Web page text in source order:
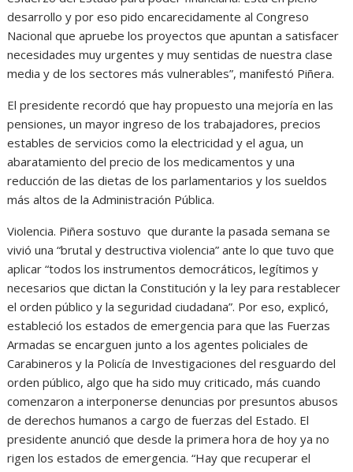
desarrollo y por eso pido encarecidamente al Congreso
Nacional que apruebe los proyectos que apuntan a satisfacer
necesidades muy urgentes y muy sentidas de nuestra clase
media y de los sectores más vulnerables”, manifestó Piñera.
El presidente recordó que hay propuesto una mejoría en las
pensiones, un mayor ingreso de los trabajadores, precios
estables de servicios como la electricidad y el agua, un
abaratamiento del precio de los medicamentos y una
reducción de las dietas de los parlamentarios y los sueldos
más altos de la Administración Pública.
Violencia. Piñera sostuvo que durante la pasada semana se
vivió una “brutal y destructiva violencia” ante lo que tuvo que
aplicar “todos los instrumentos democráticos, legítimos y
necesarios que dictan la Constitución y la ley para restablecer
el orden público y la seguridad ciudadana”. Por eso, explicó,
estableció los estados de emergencia para que las Fuerzas
Armadas se encarguen junto a los agentes policiales de
Carabineros y la Policía de Investigaciones del resguardo del
orden público, algo que ha sido muy criticado, más cuando
comenzaron a interponerse denuncias por presuntos abusos
de derechos humanos a cargo de fuerzas del Estado. El
presidente anunció que desde la primera hora de hoy ya no
rigen los estados de emergencia. “Hay que recuperar el